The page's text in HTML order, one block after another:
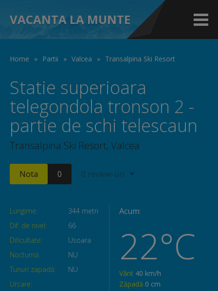
VACANTA LA MUNTE
Home » Partii » Valcea » Transalpina Ski Resort
Statie superioara
telegondola tronson 2 -
partie de schi telescaun
Transalpina Ski Resort, Valcea
Nota 0 0 review-uri
Lungime:
344 metri
Dif. de nivel:
66
Dificultate:
Usoara
Nocturnă:
NU
Tunuri zapadă:
NU
Urcare:
Acum:
22°C
Vânt 40 km/h
Zăpadă 0 cm